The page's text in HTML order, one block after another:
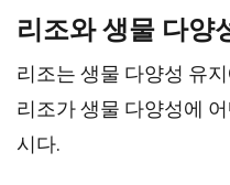
리조와 생물 다양
리조는 생물 다양성 유
리조가 생물 다양성에
시다.